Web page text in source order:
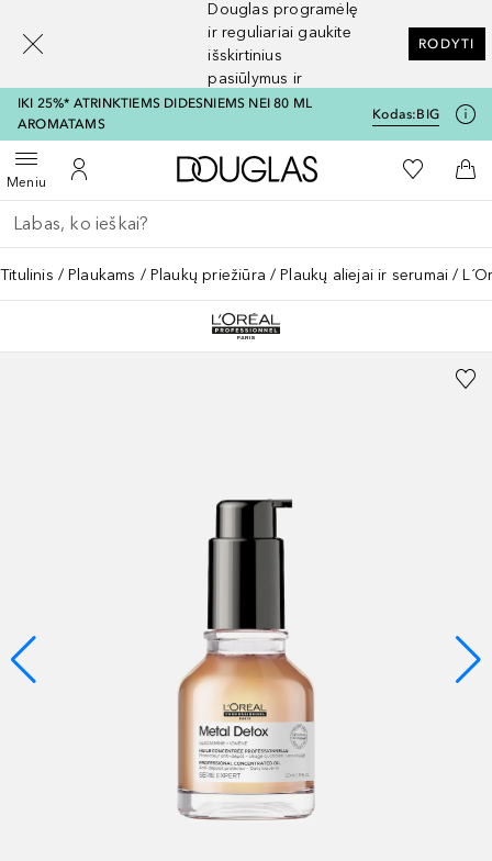
Douglas programėlę
ir reguliariai gaukite
išskirtinius
pasiūlymus ir
nuolaidas
RODYTI
IKI 25%* ATRINKTIEMS DIDESNIEMS NEI 80 ML
AROMATAMS
Kodas:BIG
MeniuAtidaryti meniuĮ mano paskyrą
Į Douglas pagrindinį
Į mano
Į
Grįžk atgal
Vykdykite paiešką
Titulinis Plaukams Plaukų priežiūra Plaukų aliejai ir serumai
[navigation.slideout.screenreader]